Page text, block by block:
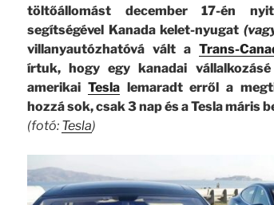
töltőállomást december 17-én
segítségével Kanada kelet-nyugat
villanyautózhatóvá vált aTrans-
írtuk, hogy egy kanadai
amerikai Teslalemaradt erről a
hozzá sok, csak 3 nap és a Tesla máris
(fotó: Tesla)